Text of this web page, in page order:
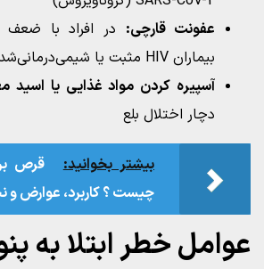
عفونت قارچی: در افراد با
بیماران HIV مثبت یا شیمی‌درمانی‌شده
آسپیره کردن مواد غذایی یا اسید
دچار اختلال بلع
بیشتر بخوانید:
چیست ؟ کاربرد، عوارض
عوامل خطر ابتلا به